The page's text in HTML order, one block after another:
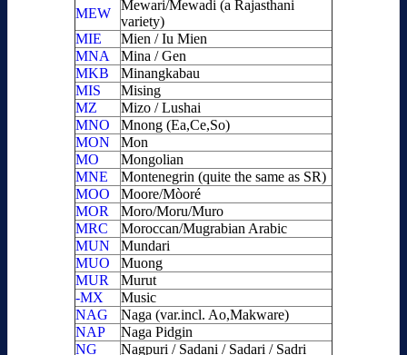
MEW
Mewari/Mewadi (a Rajasthani
variety)
MIE
Mien / Iu Mien
MNA
Mina / Gen
MKB
Minangkabau
MIS
Mising
MZ
Mizo / Lushai
MNO
Mnong (Ea,Ce,So)
MON
Mon
MO
Mongolian
MNE
Montenegrin (quite the same as SR)
MOO
Moore/Mòoré
MOR
Moro/Moru/Muro
MRC
Moroccan/Mugrabian Arabic
MUN
Mundari
MUO
Muong
MUR
Murut
-MX
Music
NAG
Naga (var.incl. Ao,Makware)
NAP
Naga Pidgin
NG
Nagpuri / Sadani / Sadari / Sadri